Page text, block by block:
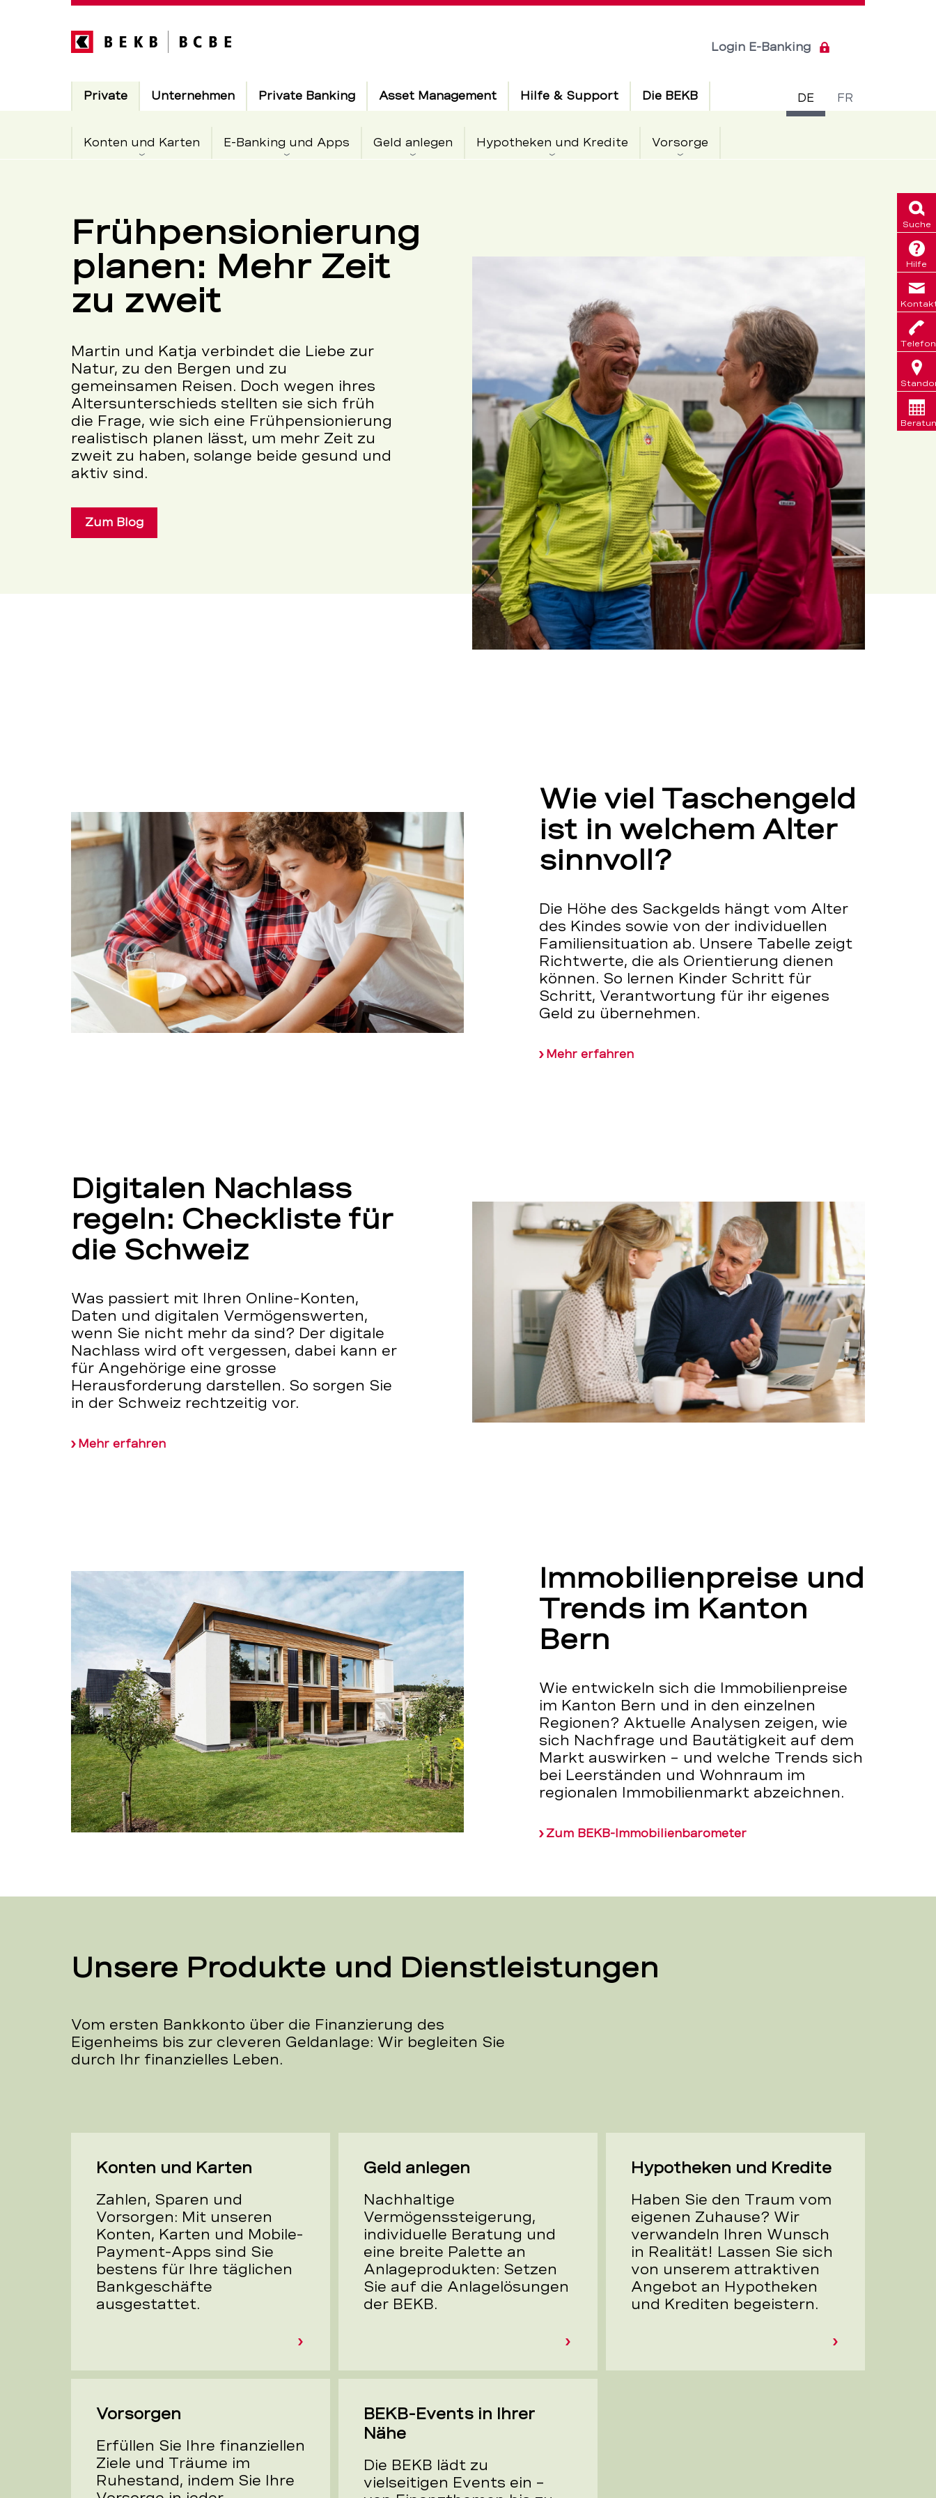
BEKB
DE FR
Login E-Banking
Hauptnavigation
PrivateAktiv
Konten und Karten E-Banking und Apps Geld anlegen Hypotheken und Kredite Vorsorge
Unternehmen Private Banking Asset Management Hilfe & Support Die BEKB
Suche
Hilfe
Telefon
Frühpensionierung
planen: Mehr Zeit
zu zweit
Martin und Katja verbindet die Liebe zur
Natur, zu den Bergen und zu
gemeinsamen Reisen. Doch wegen ihres
Altersunterschieds stellten sie sich früh
die Frage, wie sich eine Frühpensionierung
realistisch planen lässt, um mehr Zeit zu
zweit zu haben, solange beide gesund und
aktiv sind.
Zum Blog
Wie viel Taschengeld
ist in welchem Alter
sinnvoll?
Die Höhe des Sackgelds hängt vom Alter
des Kindes sowie von der individuellen
Familiensituation ab. Unsere Tabelle zeigt
Richtwerte, die als Orientierung dienen
können. So lernen Kinder Schritt für
Schritt, Verantwortung für ihr eigenes
Geld zu übernehmen.
Mehr erfahren
Digitalen Nachlass
regeln: Checkliste für
die Schweiz
Was passiert mit Ihren Online-Konten,
Daten und digitalen Vermögenswerten,
wenn Sie nicht mehr da sind? Der digitale
Nachlass wird oft vergessen, dabei kann er
für Angehörige eine grosse
Herausforderung darstellen. So sorgen Sie
in der Schweiz rechtzeitig vor.
Mehr erfahren
Immobilienpreise und
Trends im Kanton
Bern
Wie entwickeln sich die Immobilienpreise
im Kanton Bern und in den einzelnen
Regionen? Aktuelle Analysen zeigen, wie
sich Nachfrage und Bautätigkeit auf dem
Markt auswirken – und welche Trends sich
bei Leerständen und Wohnraum im
regionalen Immobilienmarkt abzeichnen.
Zum BEKB-Immobilienbarometer
Unsere Produkte und Dienstleistungen
Vom ersten Bankkonto über die Finanzierung des
Eigenheims bis zur cleveren Geldanlage: Wir begleiten Sie
durch Ihr finanzielles Leben.
Konten und Karten
Zahlen, Sparen und
Vorsorgen: Mit unseren
Konten, Karten und Mobile-
Payment-Apps sind Sie
bestens für Ihre täglichen
Bankgeschäfte
ausgestattet.
Geld anlegen
Nachhaltige
Vermögenssteigerung,
individuelle Beratung und
eine breite Palette an
Anlageprodukten: Setzen
Sie auf die Anlagelösungen
der BEKB.
Hypotheken und Kredite
Haben Sie den Traum vom
eigenen Zuhause? Wir
verwandeln Ihren Wunsch
in Realität! Lassen Sie sich
von unserem attraktiven
Angebot an Hypotheken
und Krediten begeistern.
Vorsorgen
Erfüllen Sie Ihre finanziellen
Ziele und Träume im
Ruhestand, indem Sie Ihre
BEKB-Events in Ihrer
Nähe
Die BEKB lädt zu
vielseitigen Events ein –